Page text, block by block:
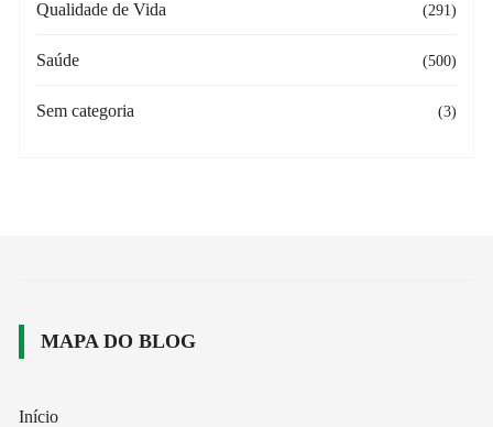
Qualidade de Vida (291)
Saúde (500)
Sem categoria (3)
MAPA DO BLOG
Início